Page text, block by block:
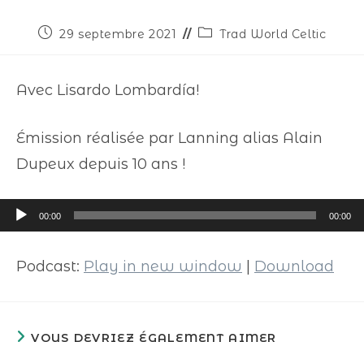
29 septembre 2021 Trad World Celtic
Avec Lisardo Lombardía!
Émission réalisée par Lanning alias Alain
Dupeux depuis 10 ans !
Lecteur
audio
00:00 00:00
Podcast: Play in new window Download
VOUS DEVRIEZ ÉGALEMENT AIMER